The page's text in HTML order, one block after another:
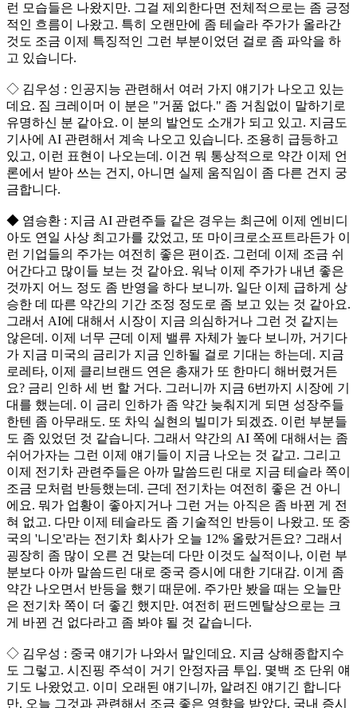
런 모습들은 나왔지만. 그걸 제외한다면 전체적으로는 좀 긍정
적인 흐름이 나왔고. 특히 오랜만에 좀 테슬라 주가가 올라간
것도 조금 이제 특징적인 그런 부분이었던 걸로 좀 파악을 하
고 있습니다.
◇ 김우성 : 인공지능 관련해서 여러 가지 얘기가 나오고 있는
데요. 짐 크레이머 이 분은 "거품 없다." 좀 거침없이 말하기로
유명하신 분 같아요. 이 분의 발언도 소개가 되고 있고. 지금도
기사에 AI 관련해서 계속 나오고 있습니다. 조용히 급등하고
있고, 이런 표현이 나오는데. 이건 뭐 통상적으로 약간 이제 언
론에서 받아 쓰는 건지, 아니면 실제 움직임이 좀 다른 건지 궁
금합니다.
◆ 염승환 : 지금 AI 관련주들 같은 경우는 최근에 이제 엔비디
아도 연일 사상 최고가를 갔었고, 또 마이크로소프트라든가 이
런 기업들의 주가는 여전히 좋은 편이죠. 그런데 이제 조금 쉬
어간다고 많이들 보는 것 같아요. 워낙 이제 주가가 내년 좋은
것까지 어느 정도 좀 반영을 하다 보니까. 일단 이제 급하게 상
승한 데 따른 약간의 기간 조정 정도로 좀 보고 있는 것 같아요.
그래서 AI에 대해서 시장이 지금 의심하거나 그런 것 같지는
않은데. 이제 너무 근데 이제 밸류 자체가 높다 보니까, 거기다
가 지금 미국의 금리가 지금 인하될 걸로 기대는 하는데. 지금
로레타, 이제 클리브랜드 연은 총재가 또 한마디 해버렸거든
요? 금리 인하 세 번 할 거다. 그러니까 지금 6번까지 시장에 기
대를 했는데. 이 금리 인하가 좀 약간 늦춰지게 되면 성장주들
한텐 좀 아무래도. 또 차익 실현의 빌미가 되겠죠. 이런 부분들
도 좀 있었던 것 같습니다. 그래서 약간의 AI 쪽에 대해서는 좀
쉬어가자는 그런 이제 얘기들이 지금 나오는 것 같고. 그리고
이제 전기차 관련주들은 아까 말씀드린 대로 지금 테슬라 쪽이
조금 모처럼 반등했는데. 근데 전기차는 여전히 좋은 건 아니
에요. 뭐가 업황이 좋아지거나 그런 거는 아직은 좀 바뀐 게 전
혀 없고. 다만 이제 테슬라도 좀 기술적인 반등이 나왔고. 또 중
국의 '니오'라는 전기차 회사가 오늘 12% 올랐거든요? 그래서
굉장히 좀 많이 오른 건 맞는데 다만 이것도 실적이나, 이런 부
분보다 아까 말씀드린 대로 중국 증시에 대한 기대감. 이게 좀
약간 나오면서 반등을 했기 때문에. 주가만 봤을 때는 오늘만
은 전기차 쪽이 더 좋긴 했지만. 여전히 펀드멘탈상으로는 크
게 바뀐 건 없다라고 좀 봐야 될 것 같습니다.
◇ 김우성 : 중국 얘기가 나와서 말인데요. 지금 상해종합지수
도 그렇고. 시진핑 주석이 거기 안정자금 투입. 몇백 조 단위 얘
기도 나왔었고. 이미 오래된 얘기니까, 알려진 얘기긴 합니다
만. 오늘 그것과 관련해서 조금 좋은 영향을 받았다. 국내 증시